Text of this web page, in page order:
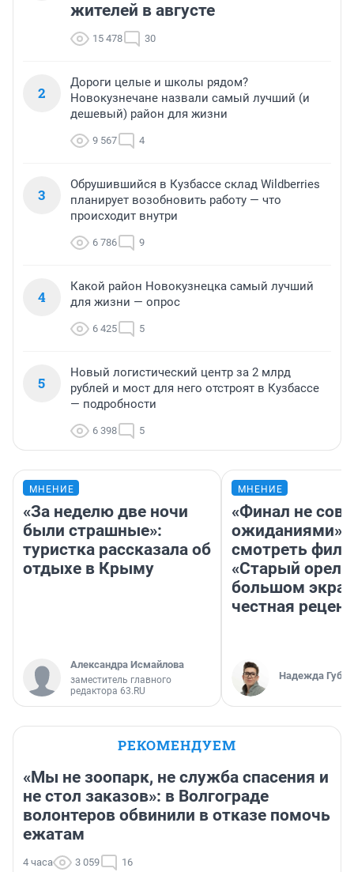
жителей в августе
15 478 30
2
Дороги целые и школы рядом?
Новокузнечане назвали самый лучший (и
дешевый) район для жизни
9 567 4
3
Обрушившийся в Кузбассе склад Wildberries
планирует возобновить работу — что
происходит внутри
6 786 9
4
Какой район Новокузнецка самый лучший
для жизни — опрос
6 425 5
5
Новый логистический центр за 2 млрд
рублей и мост для него отстроят в Кузбассе
— подробности
6 398 5
МНЕНИЕ
«За неделю две ночи
были страшные»:
туристка рассказала об
отдыхе в Крыму
Александра Исмайлова
заместитель главного
редактора 63.RU
МНЕНИЕ
«Финал не
ожиданиями»:
смотреть
«Старый орел»
большом
честная
Надежда
РЕКОМЕНДУЕМ
«Мы не зоопарк, не служба спасения и
не стол заказов»: в Волгограде
волонтеров обвинили в отказе помочь
ежатам
4 часа 3 059 16